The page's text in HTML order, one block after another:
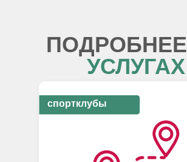
ПОДРОБНЕЕ
УСЛУГАХ
спортклубы